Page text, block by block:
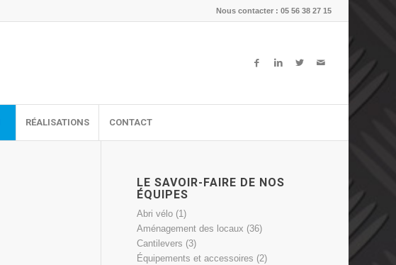
Nous contacter : 05 56 38 27 15
RÉALISATIONS CONTACT
LE SAVOIR-FAIRE DE NOS
ÉQUIPES
Abri vélo (1)
Aménagement des locaux (36)
Cantilevers (3)
Équipements et accessoires (2)